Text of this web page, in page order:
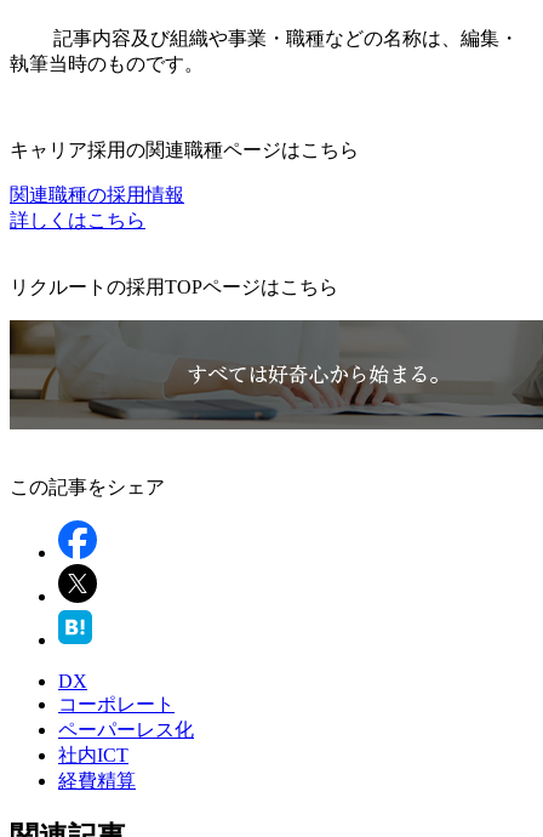
記事内容及び組織や事業・職種などの名称は、編集・
執筆当時のものです。
キャリア採用の関連職種ページはこちら
関連職種の採用情報
詳しくはこちら
リクルートの採用TOPページはこちら
この記事をシェア
DX
コーポレート
ペーパーレス化
社内ICT
経費精算